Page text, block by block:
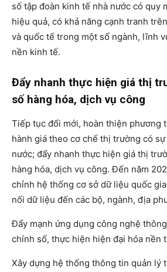
số tập đoàn kinh tế nhà nước có quy
hiệu quả, có khả năng cạnh tranh
và quốc tế trong một số ngành, lĩnh
nền kinh tế.
Đẩy nhanh thực hiện giá thị
số hàng hóa, dịch vụ công
Tiếp tục đổi mới, hoàn thiện phương
hành giá theo cơ chế thị trường có
nước; đẩy nhanh thực hiện giá thị
hàng hóa, dịch vụ công. Đến năm
chỉnh hệ thống cơ sở dữ liệu quốc
nối dữ liệu đến các bộ, ngành, địa
Đẩy mạnh ứng dụng công nghệ
chính số, thực hiện hiện đại hóa nền
Xây dựng hệ thống thông tin quản lý